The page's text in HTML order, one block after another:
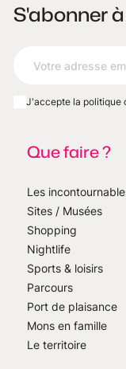
S'abonner
J'accepte la politique
Que faire ?
Les
Sites / Musées
Shopping
Nightlife
Sports & loisirs
Parcours
Port de plaisance
Mons en famille
Le territoire